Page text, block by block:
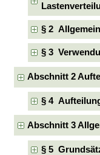
§ 2
§ 3
Abschnitt 2
§ 4
Abschnitt 3
§ 5